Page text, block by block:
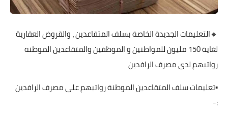
🔸التعليمات الجديدة الخاصة بسلف المتقاعدين ، والقروض العقارية
لغاية 150 مليون للمواطنين و الموظفين والمتقاعدين الموطنه
رواتبهم لدى مصرف الرافدين
▪️تعليمات سلف المتقاعدين الموطنة رواتبهم على مصرف الرافدين
:-